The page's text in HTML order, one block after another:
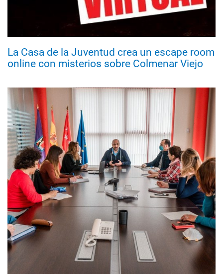
La Casa de la Juventud crea un escape room
online con misterios sobre Colmenar Viejo